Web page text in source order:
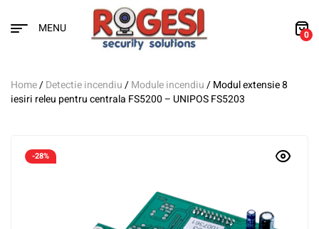
MENU 0
Home/Detectie incendiu/Module incendiu/ Modul extensie 8
iesiri releu pentru centrala FS5200 – UNIPOS FS5203
-28%